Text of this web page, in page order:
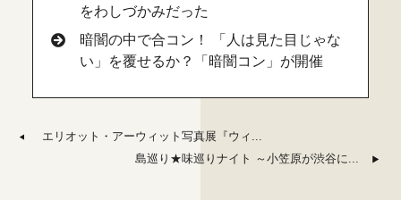
をわしづかみだった
暗闇の中で合コン！ 「人は見た目じゃな
い」を覆せるか？「暗闇コン」が開催
エリオット・アーウィット写真展『ウィ...
島巡り★味巡りナイト ～小笠原が渋谷に...